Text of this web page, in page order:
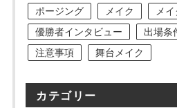
ポージング
メイク
メ
優勝者インタビュー
出場条
注意事項
舞台メイク
カテゴリー